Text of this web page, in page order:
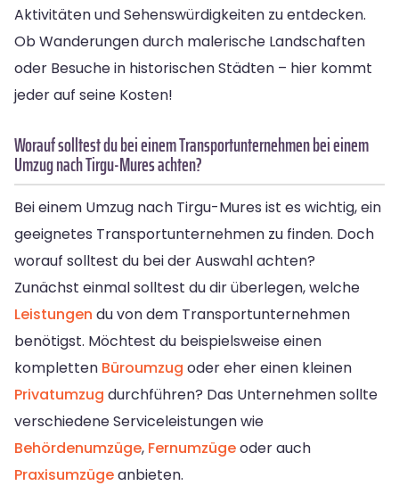
Aktivitäten und Sehenswürdigkeiten zu entdecken.
Ob Wanderungen durch malerische Landschaften
oder Besuche in historischen Städten – hier kommt
jeder auf seine Kosten!
Worauf solltest du bei einem Transportunternehmen bei einem
Umzug nach Tirgu-Mures achten?
Bei einem Umzug nach Tirgu-Mures ist es wichtig, ein
geeignetes Transportunternehmen zu finden. Doch
worauf solltest du bei der Auswahl achten?
Zunächst einmal solltest du dir überlegen, welche
Leistungen du von dem Transportunternehmen
benötigst. Möchtest du beispielsweise einen
kompletten Büroumzug oder eher einen kleinen
Privatumzug durchführen? Das Unternehmen sollte
verschiedene Serviceleistungen wie
Behördenumzüge, Fernumzügeoder auch
Praxisumzügeanbieten.